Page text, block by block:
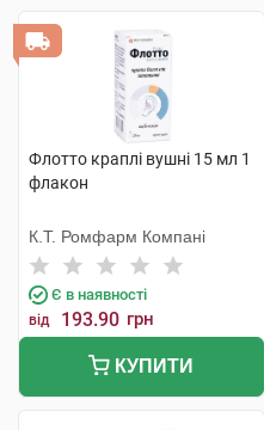
Флотто краплі вушні 15 мл 1
флакон
К.Т. Ромфарм Компані
Є в наявності
від 193.90 грн
КУПИТИ